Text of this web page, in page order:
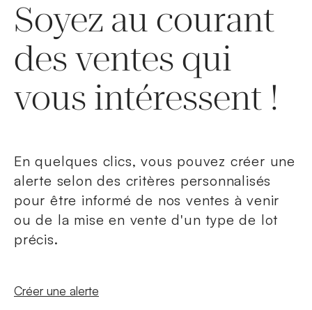
Soyez au courant
des ventes qui
vous intéressent !
En quelques clics, vous pouvez créer une
alerte selon des critères personnalisés
pour être informé de nos ventes à venir
ou de la mise en vente d'un type de lot
précis.
Nouvelle fenêtre
Créer une alerte